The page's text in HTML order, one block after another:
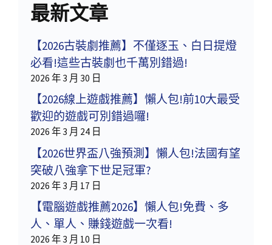
最新文章
【2026古裝劇推薦】不僅逐玉、白日提燈
必看!這些古裝劇也千萬別錯過!
2026 年 3 月 30 日
【2026線上遊戲推薦】懶人包!前10大最受
歡迎的遊戲可別錯過囉!
2026 年 3 月 24 日
【2026世界盃八強預測】懶人包!法國有望
突破八強拿下世足冠軍?
2026 年 3 月 17 日
【電腦遊戲推薦2026】懶人包!免費、多
人、單人、賺錢遊戲一次看!
2026 年 3 月 10 日